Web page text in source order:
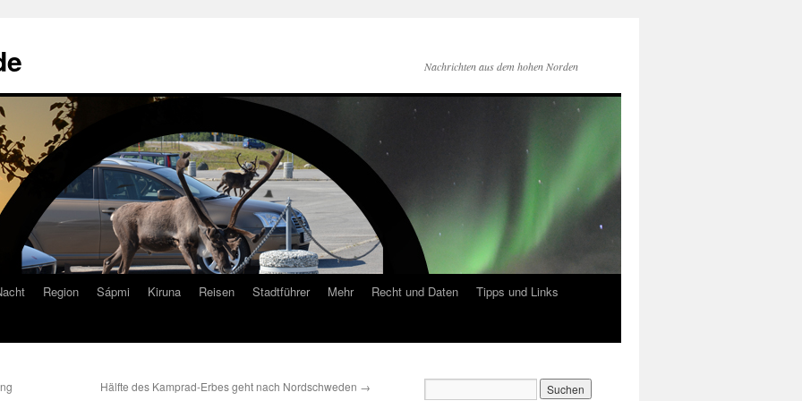
Nachrichten aus dem hohen Norden
Region Sápmi Kiruna Reisen Stadtführer Mehr Recht und Daten
Tipps und Links
Hälfte des Kamprad-Erbes geht nach Nordschweden →